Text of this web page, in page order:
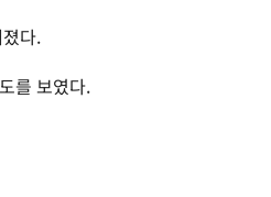
다.
를 보였다.